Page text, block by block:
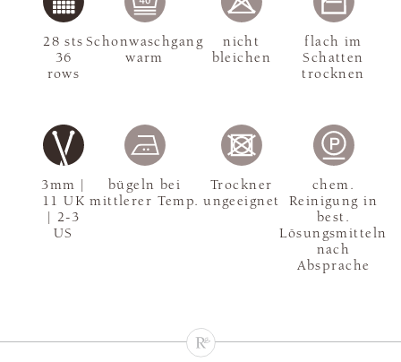
3mm |
11 UK
| 2-3
US
28 sts
36
rows
Schonwaschgang
warm
nicht
bleichen
flach im
Schatten
trocknen
bügeln bei
mittlerer Temp.
Trockner
ungeeignet
chem.
Reinigung in
best.
Lösungsmitteln
nach
Absprache